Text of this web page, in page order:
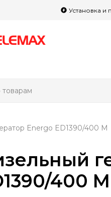
Установка и
Energo ED1390/400 M
400 M